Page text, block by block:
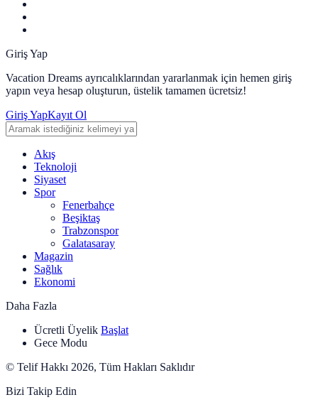
Giriş Yap
Vacation Dreams ayrıcalıklarından yararlanmak için hemen giriş
yapın veya hesap oluşturun, üstelik tamamen ücretsiz!
Giriş YapKayıt Ol
Akış
Teknoloji
Siyaset
Spor
Fenerbahçe
Beşiktaş
Trabzonspor
Galatasaray
Magazin
Sağlık
Ekonomi
Daha Fazla
Ücretli Üyelik Başlat
Gece Modu
© Telif Hakkı 2026, Tüm Hakları Saklıdır
Bizi Takip Edin